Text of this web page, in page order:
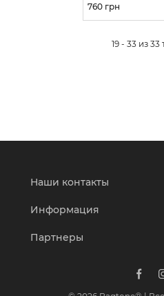
Цена
760 грн
19 - 33 из 33
Наши контакты
Информация
Партнеры